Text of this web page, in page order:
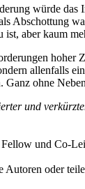
würde das
Abschottung
ist, aber kaum
hoher
allenfalls
ohne
und
Fellow und Co-
Autoren oder